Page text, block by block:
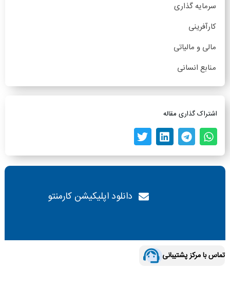
سرمایه گذاری
کارآفرینی
مالی و مالیاتی
منابع انسانی
اشتراک گذاری مقاله
دانلود اپلیکیشن کارمنتو
تماس با مرکز پشتیبانی